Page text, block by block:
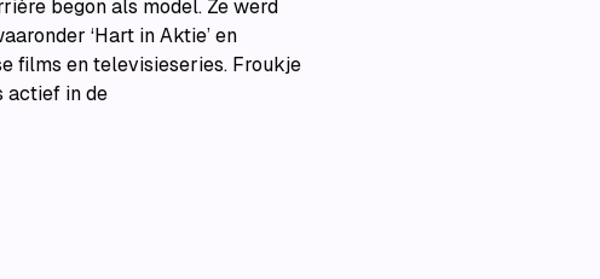
begon als model. Ze werd
‘Hart in Aktie’ en
films en televisieseries. Froukje
actief in de